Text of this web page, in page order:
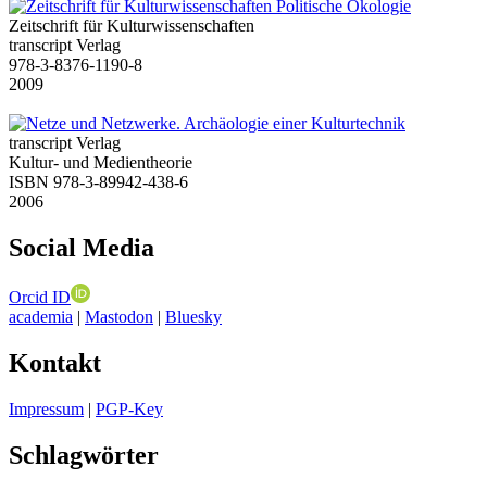
Zeitschrift für Kulturwissenschaften
transcript Verlag
978-3-8376-1190-8
2009
transcript Verlag
Kultur- und Medientheorie
ISBN 978-3-89942-438-6
2006
Social Media
Orcid ID
academia | Mastodon | Bluesky
Kontakt
Impressum | PGP-Key
Schlagwörter